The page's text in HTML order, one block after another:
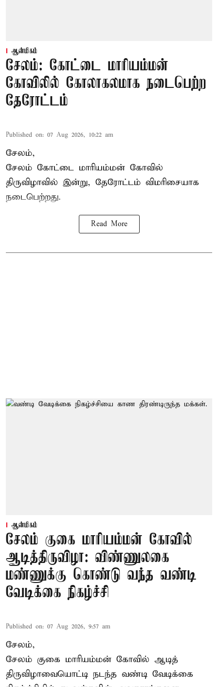
ஆன்மிகம்
சேலம்: கோட்டை மாரியம்மன்
கோவிலில் கோலாகலமாக நடைபெற்ற
தேரோட்டம்
Published on: 07 Aug 2026, 10:22 am
சேலம்,
சேலம் கோட்டை மாரியம்மன் கோவில்
திருவிழாவில் இன்று, தேரோட்டம் விமரிசையாக
நடைபெற்றது.
Read More
ஆன்மிகம்
சேலம் குகை மாரியம்மன் கோவில்
ஆடித்திருவிழா: விண்ணுலகை
மண்ணுக்கு கொண்டு வந்த வண்டி
வேடிக்கை நிகழ்ச்சி
Published on: 07 Aug 2026, 9:57 am
சேலம்,
சேலம் குகை மாரியம்மன் கோவில் ஆடித்
திருவிழாவையொட்டி நடந்த வண்டி வேடிக்கை